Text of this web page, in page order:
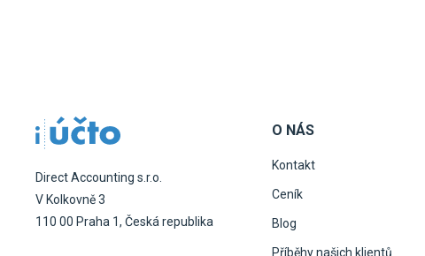
Direct Accounting s.r.o.
V Kolkovně 3
110 00 Praha 1, Česká republika
O NÁS
Kontakt
Ceník
Blog
Příběhy našich klientů